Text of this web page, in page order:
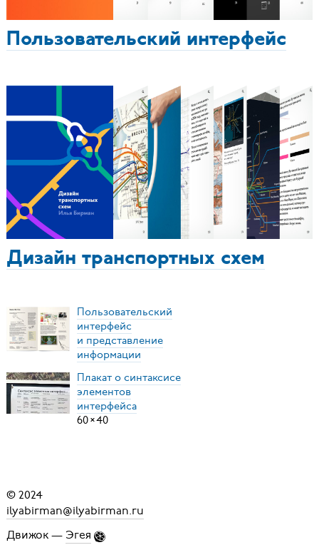
Пользовательский интерфейс
Дизайн транспортных схем
Пользовательский
интерфейс
и представление
информации
Плакат о синтаксисе
элементов
интерфейса
60×40
© 2024
ilyabirman@ilyabirman.ru
Движок — Эгея